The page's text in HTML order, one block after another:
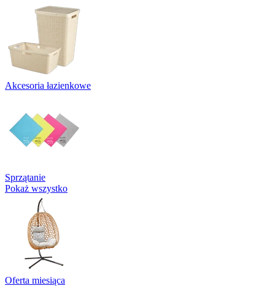
Akcesoria łazienkowe
Sprzątanie
Pokaż wszystko
Oferta miesiąca